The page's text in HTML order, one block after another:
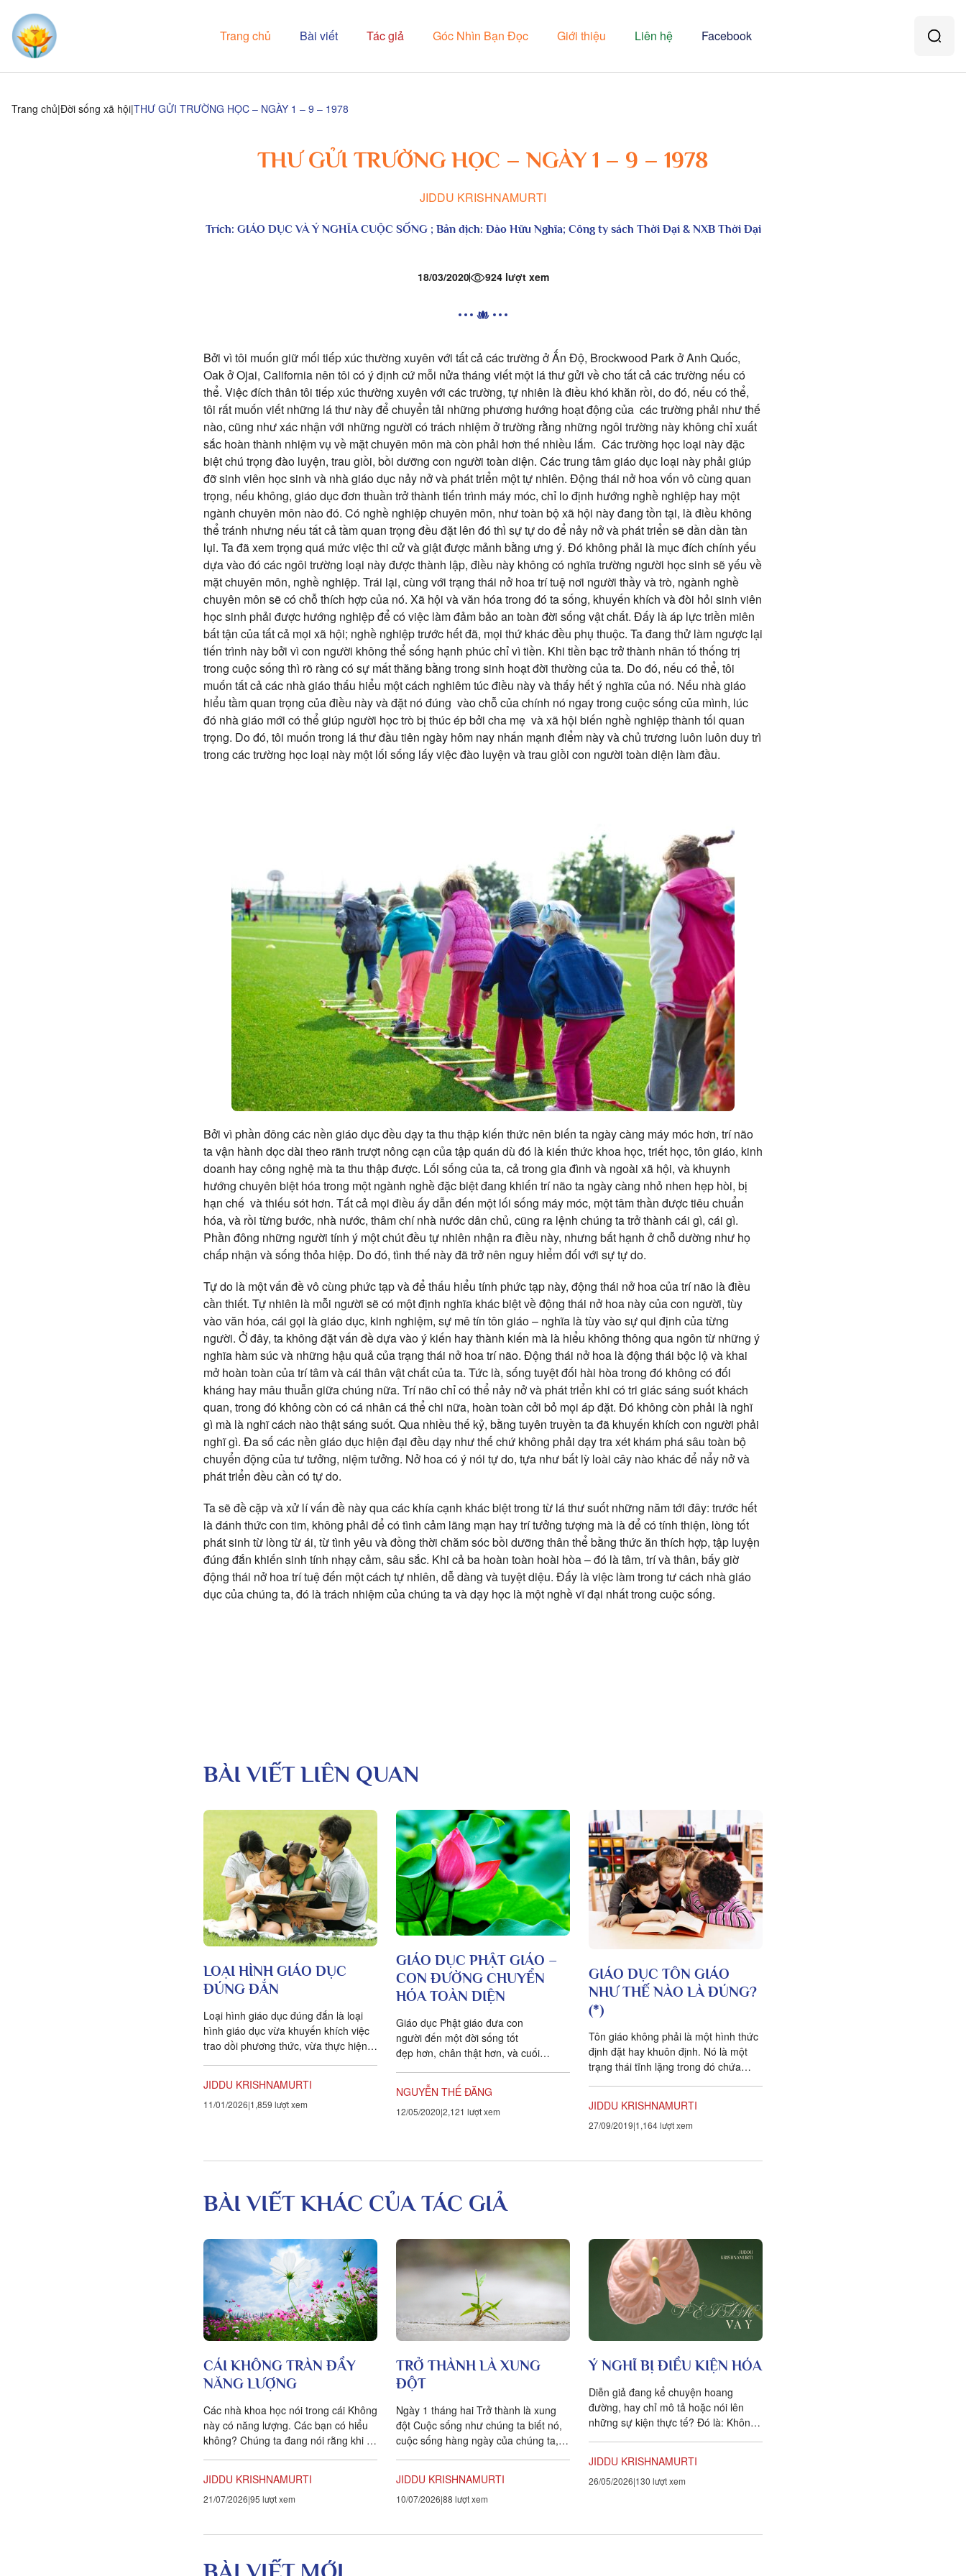
Trang chủ Bài viết Tác giả Góc Nhìn Bạn Đọc Giới thiệu Liên hệ Facebook
Trang chủ Đời sống xã hội THƯ GỬI TRƯỜNG HỌC – NGÀY 1 – 9 – 1978
THƯ GỬI TRƯỜNG HỌC – NGÀY 1 – 9 – 1978
JIDDU KRISHNAMURTI
Trích: GIÁO DỤC VÀ Ý NGHĨA CUỘC SỐNG; Bản dịch: Đào Hữu Nghĩa; Công ty sách Thời Đại & NXB Thời Đại
18/03/2020 924 lượt xem
Bởi vì tôi muốn giữ mối tiếp xúc thường xuyên với tất cả các trường ở Ấn Độ, Brockwood Park ở Anh Quốc,
Oak ở Ojai, California nên tôi có ý định cứ mỗi nửa tháng viết một lá thư gửi về cho tất cả các trường nếu có
thể. Việc đích thân tôi tiếp xúc thường xuyên với các trường, tự nhiên là điều khó khăn rồi, do đó, nếu có thể,
tôi rất muốn viết những lá thư này để chuyển tải những phương hướng hoạt động của các trường phải như thế
nào, cũng như xác nhận với những người có trách nhiệm ở trường rằng những ngôi trường này không chỉ xuất
sắc hoàn thành nhiệm vụ về mặt chuyên môn mà còn phải hơn thế nhiều lắm. Các trường học loại này đặc
biệt chú trọng đào luyện, trau giồi, bồi dưỡng con người toàn diện. Các trung tâm giáo dục loại này phải giúp
đỡ sinh viên học sinh và nhà giáo dục nảy nở và phát triển một tự nhiên. Động thái nở hoa vốn vô cùng quan
trọng, nếu không, giáo dục đơn thuần trở thành tiến trình máy móc, chỉ lo định hướng nghề nghiệp hay một
ngành chuyên môn nào đó. Có nghề nghiệp chuyên môn, như toàn bộ xã hội này đang tồn tại, là điều không
thể tránh nhưng nếu tất cả tầm quan trọng đều đặt lên đó thì sự tự do để nảy nở và phát triển sẽ dần dần tàn
lụi. Ta đã xem trọng quá mức việc thi cử và giật được mảnh bằng ưng ý. Đó không phải là mục đích chính yếu
dựa vào đó các ngôi trường loại này được thành lập, điều này không có nghĩa trường người học sinh sẽ yếu về
mặt chuyên môn, nghề nghiệp. Trái lại, cùng với trạng thái nở hoa trí tuệ nơi người thầy và trò, ngành nghề
chuyên môn sẽ có chỗ thích hợp của nó. Xã hội và văn hóa trong đó ta sống, khuyến khích và đòi hỏi sinh viên
học sinh phải được hướng nghiệp để có việc làm đảm bảo an toàn đời sống vật chất. Đấy là áp lực triền miên
bất tận của tất cả mọi xã hội; nghề nghiệp trước hết đã, mọi thứ khác đều phụ thuộc. Ta đang thử làm ngược lại
tiến trình này bởi vì con người không thể sống hạnh phúc chỉ vì tiền. Khi tiền bạc trở thành nhân tố thống trị
trong cuộc sống thì rõ ràng có sự mất thăng bằng trong sinh hoạt đời thường của ta. Do đó, nếu có thể, tôi
muốn tất cả các nhà giáo thấu hiểu một cách nghiêm túc điều này và thấy hết ý nghĩa của nó. Nếu nhà giáo
hiểu tầm quan trọng của điều này và đặt nó đúng vào chỗ của chính nó ngay trong cuộc sống của mình, lúc
đó nhà giáo mới có thể giúp người học trò bị thúc ép bởi cha mẹ và xã hội biến nghề nghiệp thành tối quan
trọng. Do đó, tôi muốn trong lá thư đầu tiên ngày hôm nay nhấn mạnh điểm này và chủ trương luôn luôn duy trì
trong các trường học loại này một lối sống lấy việc đào luyện và trau giồi con người toàn diện làm đầu.
Bởi vì phần đông các nền giáo dục đều dạy ta thu thập kiến thức nên biến ta ngày càng máy móc hơn, trí não
ta vận hành dọc dài theo rãnh trượt nông cạn của tập quán dù đó là kiến thức khoa học, triết học, tôn giáo, kinh
doanh hay công nghệ mà ta thu thập được. Lối sống của ta, cả trong gia đình và ngoài xã hội, và khuynh
hướng chuyên biệt hóa trong một ngành nghề đặc biệt đang khiến trí não ta ngày càng nhỏ nhen hẹp hòi, bị
hạn chế và thiếu sót hơn. Tất cả mọi điều ấy dẫn đến một lối sống máy móc, một tâm thần được tiêu chuẩn
hóa, và rồi từng bước, nhà nước, thâm chí nhà nước dân chủ, cũng ra lệnh chúng ta trở thành cái gì, cái gì.
Phần đông những người tính ý một chút đều tự nhiên nhận ra điều này, nhưng bất hạnh ở chỗ dường như họ
chấp nhận và sống thỏa hiệp. Do đó, tình thế này đã trở nên nguy hiểm đối với sự tự do.
Tự do là một vấn đề vô cùng phức tạp và để thấu hiểu tính phức tạp này, động thái nở hoa của trí não là điều
cần thiết. Tự nhiên là mỗi người sẽ có một định nghĩa khác biệt về động thái nở hoa này của con người, tùy
vào văn hóa, cái gọi là giáo dục, kinh nghiệm, sự mê tín tôn giáo – nghĩa là tùy vào sự qui định của từng
người. Ở đây, ta không đặt vấn đề dựa vào ý kiến hay thành kiến mà là hiểu không thông qua ngôn từ những ý
nghĩa hàm súc và những hậu quả của trạng thái nở hoa trí não. Động thái nở hoa là động thái bộc lộ và khai
mở hoàn toàn của trí tâm và cái thân vật chất của ta. Tức là, sống tuyệt đối hài hòa trong đó không có đối
kháng hay mâu thuẫn giữa chúng nữa. Trí não chỉ có thể nảy nở và phát triển khi có tri giác sáng suốt khách
quan, trong đó không còn có cá nhân cá thể chi nữa, hoàn toàn cởi bỏ mọi áp đặt. Đó không còn phải là nghĩ
gì mà là nghĩ cách nào thật sáng suốt. Qua nhiều thế kỷ, bằng tuyên truyền ta đã khuyến khích con người phải
nghĩ gì. Đa số các nền giáo dục hiện đại đều dạy như thế chứ không phải dạy tra xét khám phá sâu toàn bộ
chuyển động của tư tưởng, niệm tưởng. Nở hoa có ý nói tự do, tựa như bất lỳ loài cây nào khác để nẩy nở và
phát triển đều cần có tự do.
Ta sẽ đề cặp và xử lí vấn đề này qua các khía cạnh khác biệt trong từ lá thư suốt những năm tới đây: trước hết
là đánh thức con tim, không phải để có tình cảm lãng mạn hay trí tưởng tượng mà là để có tính thiện, lòng tốt
phát sinh từ lòng từ ái, từ tình yêu và đồng thời chăm sóc bồi dưỡng thân thể bằng thức ăn thích hợp, tập luyện
đúng đắn khiến sinh tính nhạy cảm, sâu sắc. Khi cả ba hoàn toàn hoài hòa – đó là tâm, trí và thân, bấy giờ
động thái nở hoa trí tuệ đến một cách tự nhiên, dễ dàng và tuyệt diệu. Đấy là việc làm trong tư cách nhà giáo
dục của chúng ta, đó là trách nhiệm của chúng ta và dạy học là một nghề vĩ đại nhất trong cuộc sống.
BÀI VIẾT LIÊN QUAN
LOẠI HÌNH GIÁO DỤC
ĐÚNG ĐẮN
Loại hình giáo dục đúng đắn là loại
hình giáo dục vừa khuyến khích việc
trao dồi phương thức, vừa thực hiện
diễn trình của đời sống.
JIDDU KRISHNAMURTI
11/01/2026 1,859 lượt xem
GIÁO DỤC PHẬT GIÁO –
CON ĐƯỜNG CHUYỂN
HÓA TOÀN DIỆN
Giáo dục Phật giáo đưa con
người đến một đời sống tốt
đẹp hơn, chân thật hơn, và cuối
Thiện-Mỹ,...
NGUYỄN THẾ ĐĂNG
12/05/2020 2,121 lượt xem
GIÁO DỤC TÔN GIÁO
NHƯ THẾ NÀO LÀ ĐÚNG?
(*)
Tôn giáo không phải là một hình thức
định đặt hay khuôn định. Nó là một
trạng thái tĩnh lặng trong đó chứa
khi có sự nhận biết chính mình và sự
tự do.
JIDDU KRISHNAMURTI
27/09/2019 1,164 lượt xem
BÀI VIẾT KHÁC CỦA TÁC GIẢ
CÁI KHÔNG TRÀN ĐẦY
NĂNG LƯỢNG
Các nhà khoa học nói trong cái Không
này có năng lượng. Các bạn có hiểu
không? Chúng ta đang nói rằng khi có
JIDDU KRISHNAMURTI
21/07/2026 95 lượt xem
TRỞ THÀNH LÀ XUNG
ĐỘT
Ngày 1 tháng hai Trở thành là xung
đột Cuộc sống như chúng ta biết nó,
cuộc sống hàng ngày của chúng ta, là
JIDDU KRISHNAMURTI
10/07/2026 88 lượt xem
Ý NGHĨ BỊ ĐIỀU KIỆN HÓA
Diễn giả đang kể chuyện hoang
đường, hay chỉ mô tả hoặc nói lên
những sự kiện thực tế? Đó là: Không
JIDDU KRISHNAMURTI
26/05/2026 130 lượt xem